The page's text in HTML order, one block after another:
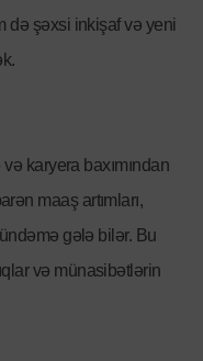
də şəxsi inkişaf və yeni
karyera baxımından
maaş artımları,
gələ bilər. Bu
və münasibətlərin